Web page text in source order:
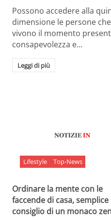
Possono accedere alla
dimensione le persone che
vivono il momento
consapevolezza e…
Leggi di più
Lifestyle Top-News
Ordinare la mente con le
faccende di casa, semplice
consiglio di un monaco